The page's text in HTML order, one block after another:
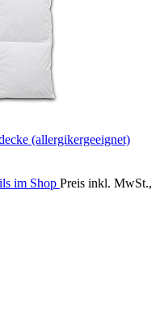
(allergikergeeignet)
im Shop Preis inkl. MwSt.,